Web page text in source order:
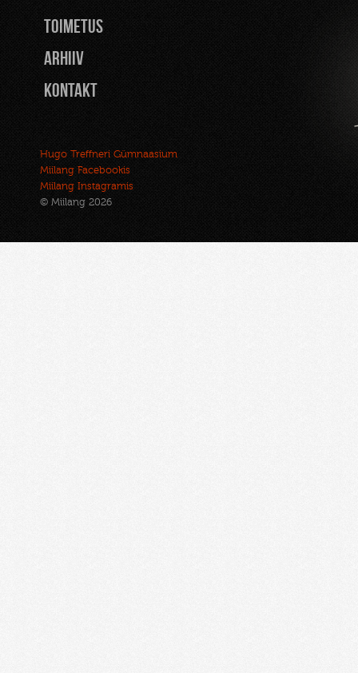
TOIMETUS
Arhiiv
Kontakt
Hugo Treffneri Gümnaasium
Miilang Facebookis
Miilang Instagramis
© Miilang 2026